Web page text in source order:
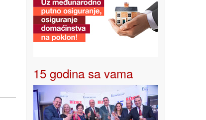
15 godina sa vama